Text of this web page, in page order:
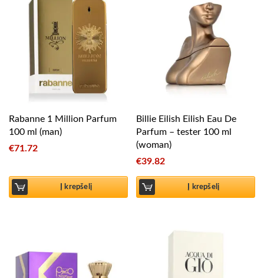
Rabanne 1 Million Parfum
100 ml (man)
€71.72
Į krepšelį
Billie Eilish Eilish Eau De
Parfum – tester 100 ml
(woman)
€39.82
Į krepšelį